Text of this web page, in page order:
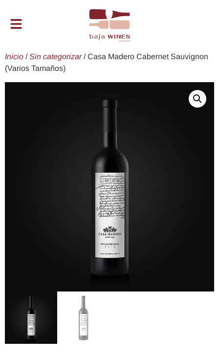
Inicio /Sin categorizar/ Casa Madero Cabernet Sauvignon
(Varios Tamaños)